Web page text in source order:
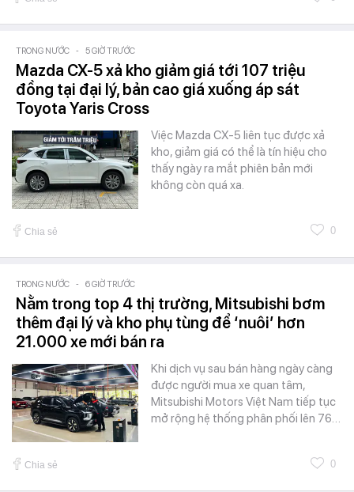
TRONG NƯỚC - 5 GIỜ TRƯỚC
Mazda CX-5 xả kho giảm giá tới 107 triệu
đồng tại đại lý, bản cao giá xuống áp sát
Toyota Yaris Cross
Việc Mazda CX-5 liên tục được xả
kho, giảm giá có thể là tín hiệu cho
thấy ngày ra mắt phiên bản mới
không còn quá xa.
Chia sẻ 0
TRONG NƯỚC - 6 GIỜ TRƯỚC
Nằm trong top 4 thị trường, Mitsubishi bơm
thêm đại lý và kho phụ tùng để ‘nuôi’ hơn
21.000 xe mới bán ra
Khi dịch vụ sau bán hàng ngày càng
được người mua xe quan tâm,
Mitsubishi Motors Việt Nam tiếp tục
mở rộng hệ thống phân phối lên 76…
Chia sẻ 0